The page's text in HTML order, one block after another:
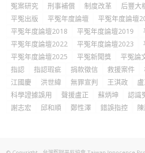
冤案研究
刑事補償 制度改革 后豐大
平冤出版
平冤年度論壇
平冤年度論壇
平冤年度論壇2018
平冤年度論壇2019
平冤年度論壇2022
平冤年度論壇2023
平冤年度論壇2025
平冤新聞獎 平冤論
指認
指認瑕疵 捐款徵信 救援案件
江國慶
洪世緯 無罪宣判 王淇政
科學證據誤用
聲援盧正 蘇炳坤 認識
謝志宏
邱和順 鄭性澤 錯誤指控